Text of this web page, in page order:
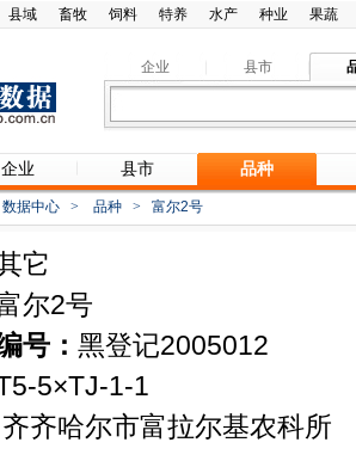
县域 畜牧 饲料 特养 水产 种业 果蔬
企业 县市
企业 县市 品种
数据中心 > 品种 > 富尔2号
它
尔2号
号： 黑登记2005012
5×TJ-1-1
齐齐哈尔市富拉尔基农科所